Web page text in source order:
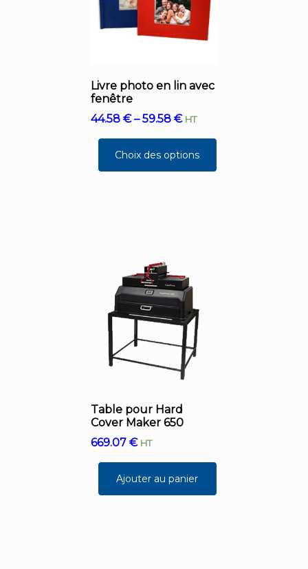
Livre photo en lin avec
fenêtre
44.58€–59.58€ HT
Choix des options
Table pour Hard
Cover Maker 650
669.07€ HT
Ajouter au panier